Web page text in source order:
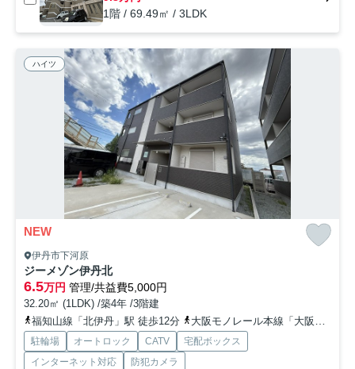
1階 / 69.49㎡ / 3LDK
ハイツ
NEW
伊丹市下河原
ジーメゾン伊丹北
6.5万円 管理/共益費5,000円
32.20㎡ (1LDK) /築4年 /3階建
福知山線「北伊丹」駅 徒歩12分
大阪モノレール本線「大阪空港」駅 徒歩25分
駐輪場 オートロック CATV
宅配ボックス
インターネット対応
防犯カメラ